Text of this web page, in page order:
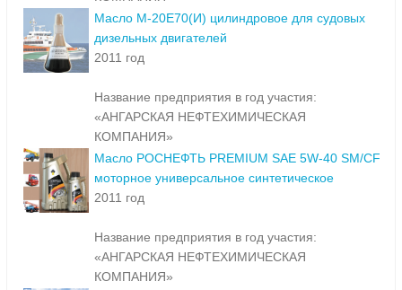
Масло М-20Е70(И) цилиндровое для судовых
дизельных двигателей
2011 год
Название предприятия в год участия:
«АНГАРСКАЯ НЕФТЕХИМИЧЕСКАЯ
КОМПАНИЯ»
Масло РОСНЕФТЬ PREMIUM SAE 5W-40 SM/CF
моторное универсальное синтетическое
2011 год
Название предприятия в год участия:
«АНГАРСКАЯ НЕФТЕХИМИЧЕСКАЯ
КОМПАНИЯ»